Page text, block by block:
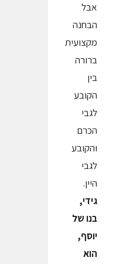
אבל
הבחנה
מקצועית
ברורה
בין
הקובע
לגבי
הכרם
והקובע
לגבי
היין.
גידי,
בנו של
יוסף,
הוא